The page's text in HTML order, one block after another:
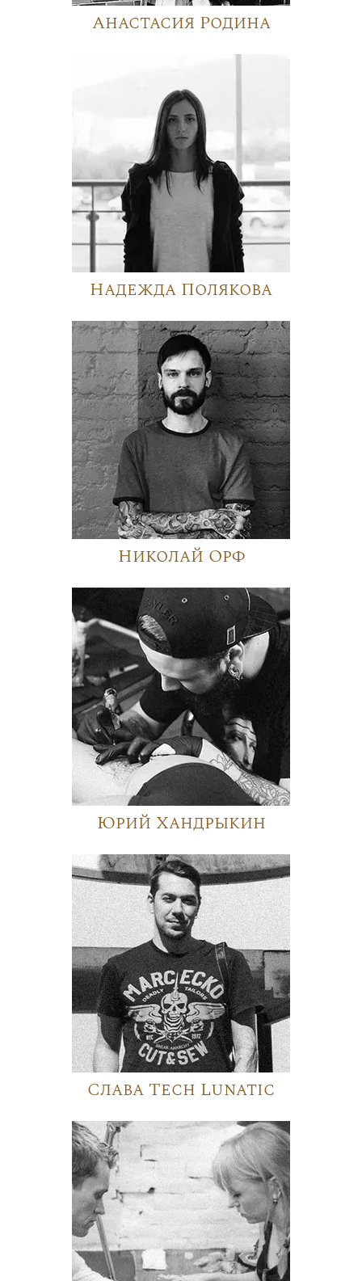
Анастасия Родина
Надежда Полякова
Николай Орф
Юрий Хандрыкин
Слава Tech Lunatic